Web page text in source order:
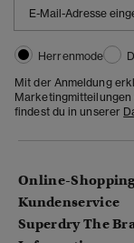
Herrenmode
Mit der Anmeldung
Marketingmitteilungen
findest du in unserer
Online-Shopping
Kundenservice
Superdry The